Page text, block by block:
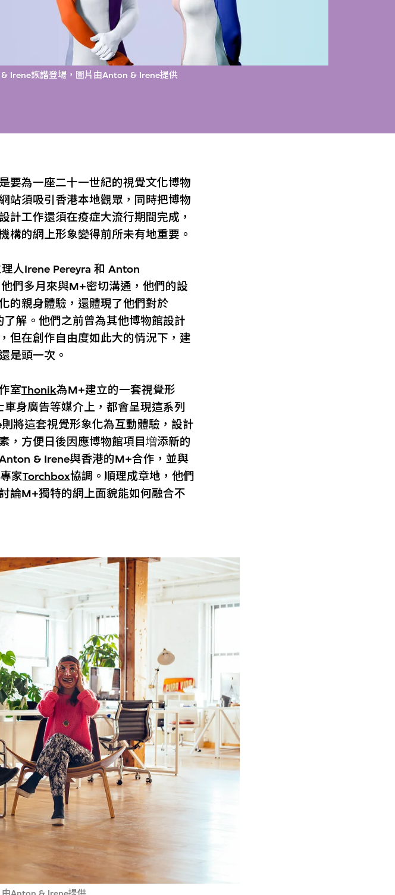
Irene詼諧登場，圖片由Anton & Irene提供
要為一座二十一世紀的視覺文化博物
站須吸引香港本地觀眾，同時把博物
計工作還須在疫症大流行期間完成，
構的網上形象變得前所未有地重要。
人Irene Pereyra 和 Anton
們多月來與M+密切溝通，他們的設
的親身體驗，還體現了他們對於
解。他們之前曾為其他博物館設計
但在創作自由度如此大的情況下，建
是頭一次。
室Thonik為M+建立的一套視覺形
身廣告等媒介上，都會呈現這系列
將這套視覺形象化為互動體驗，設計
，方便日後因應博物館項目増添新的
& Irene與香港的M+合作，並與
家Torchbox協調。順理成章地，他們
論M+獨特的網上面貌能如何融合不